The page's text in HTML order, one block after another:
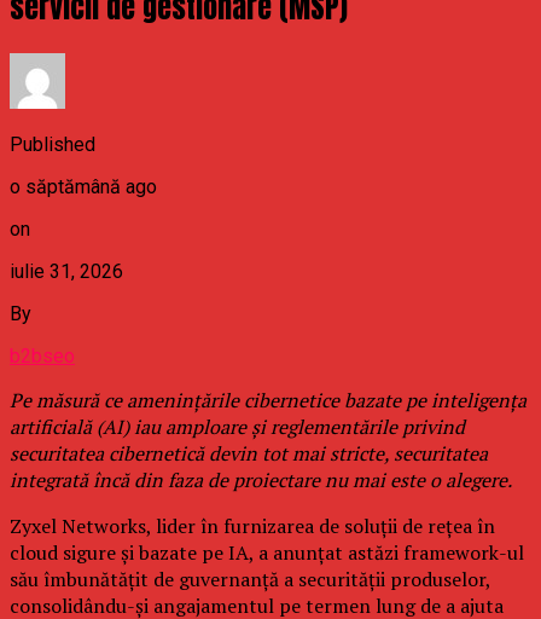
Published
o săptămână ago
on
iulie 31, 2026
By
b2bseo
Pe măsură ce amenințările cibernetice bazate pe inteligența
artificială (AI) iau amploare și reglementările privind
securitatea cibernetică devin tot mai stricte, securitatea
integrată încă din faza de proiectare nu mai este o alegere.
Zyxel Networks, lider în furnizarea de soluții de rețea în
cloud sigure și bazate pe IA, a anunțat astăzi framework-ul
său îmbunătățit de guvernanță a securității produselor,
consolidându-și angajamentul pe termen lung de a ajuta